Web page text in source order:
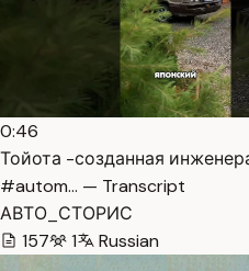
0:46
Тойота -созданная
#autom… — Transcript
АВТО_СТОРИС
157
1 Russian